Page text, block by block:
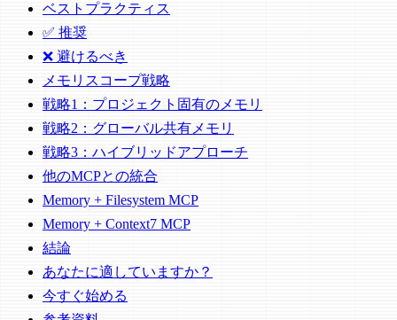
ベストプラクティス
✅ 推奨
❌ 避けるべき
メモリスコープ戦略
戦略1：プロジェクト固有のメモリ
戦略2：グローバル共有メモリ
戦略3：ハイブリッドアプローチ
他のMCPとの統合
Memory + Filesystem MCP
Memory + Context7 MCP
結論
あなたに適していますか？
今すぐ始める